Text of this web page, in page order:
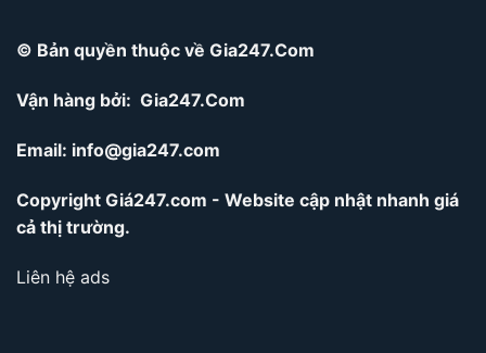
© Bản quyền thuộc về Gia247.Com
Vận hàng bởi: Gia247.Com
Email: info@gia247.com
Copyright Giá247.com - Website cập nhật nhanh giá
cả thị trường.
Liên hệ ads